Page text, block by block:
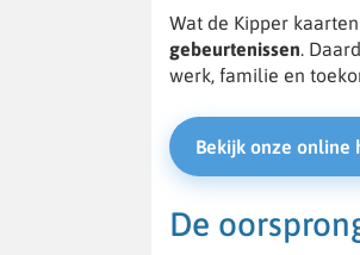
Wat de Kipper
gebeurtenissen.
werk, familie en
Bekijk onze online
De